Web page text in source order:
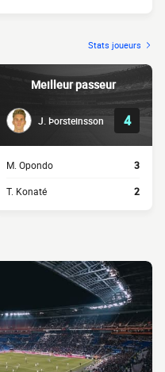
Stats joueurs
Meilleur passeur
J. Þorsteinsson 4
M. Opondo 3
T. Konaté 2